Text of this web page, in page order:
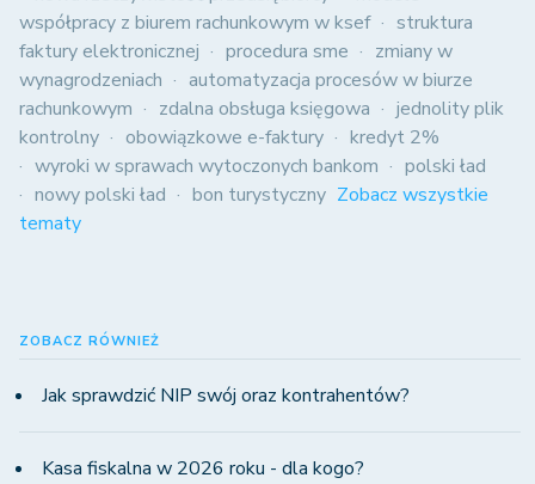
współpracy z biurem rachunkowym w ksef
struktura
faktury elektronicznej
procedura sme
zmiany w
wynagrodzeniach
automatyzacja procesów w biurze
rachunkowym
zdalna obsługa księgowa
jednolity plik
kontrolny
obowiązkowe e-faktury
kredyt 2%
wyroki w sprawach wytoczonych bankom
polski ład
nowy polski ład
bon turystyczny Zobacz wszystkie
tematy
ZOBACZ RÓWNIEŻ
Jak sprawdzić NIP swój oraz kontrahentów?
Kasa fiskalna w 2026 roku - dla kogo?